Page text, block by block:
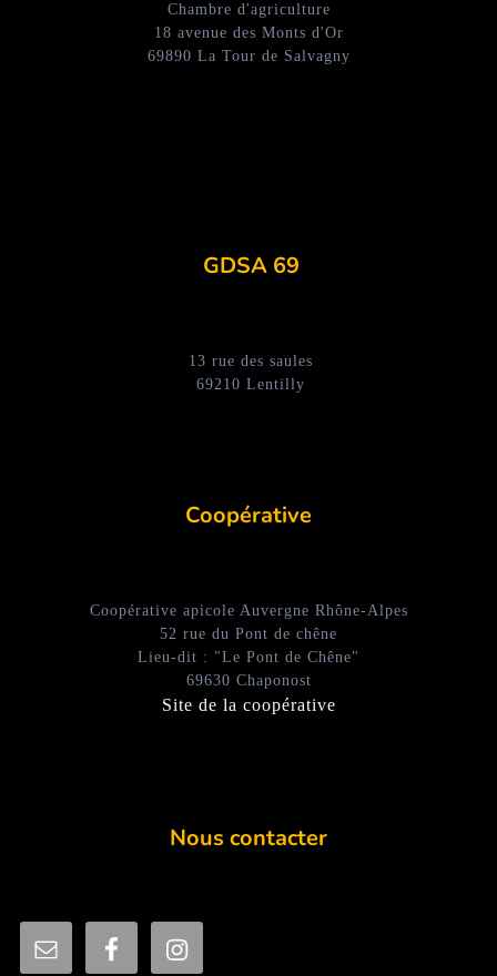
Chambre d'agriculture
18 avenue des Monts d'Or
69890 La Tour de Salvagny
GDSA 69
13 rue des saules
69210 Lentilly
Coopérative
Coopérative apicole Auvergne Rhône-Alpes
52 rue du Pont de chêne
Lieu-dit : "Le Pont de Chêne"
69630 Chaponost
Site de la coopérative
Nous contacter